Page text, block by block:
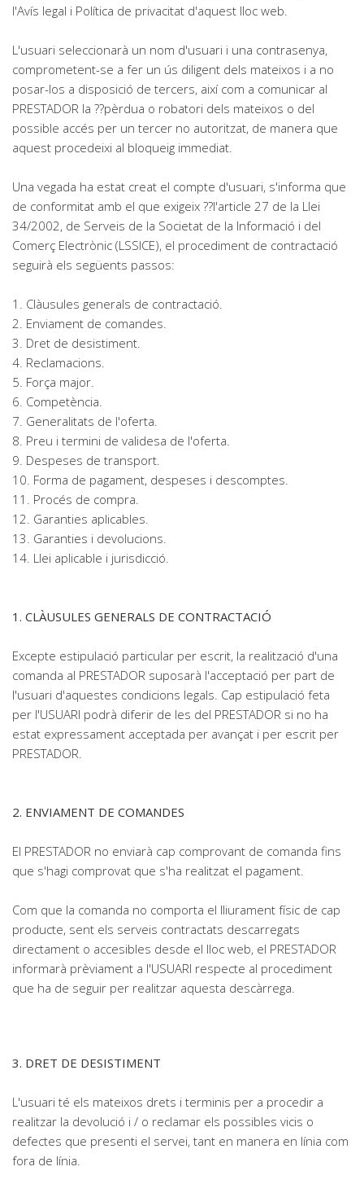
l'Avís legal i Política de privacitat d'aquest lloc web.
L'usuari seleccionarà un nom d'usuari i una contrasenya,
comprometent-se a fer un ús diligent dels mateixos i a no
posar-los a disposició de tercers, així com a comunicar al
PRESTADOR la ??pèrdua o robatori dels mateixos o del
possible accés per un tercer no autoritzat, de manera que
aquest procedeixi al bloqueig immediat.
Una vegada ha estat creat el compte d'usuari, s'informa que
de conformitat amb el que exigeix ??l'article 27 de la Llei
34/2002, de Serveis de la Societat de la Informació i del
Comerç Electrònic (LSSICE), el procediment de contractació
seguirà els següents passos:
1. Clàusules generals de contractació.
2. Enviament de comandes.
3. Dret de desistiment.
4. Reclamacions.
5. Força major.
6. Competència.
7. Generalitats de l'oferta.
8. Preu i termini de validesa de l'oferta.
9. Despeses de transport.
10. Forma de pagament, despeses i descomptes.
11. Procés de compra.
12. Garanties aplicables.
13. Garanties i devolucions.
14. Llei aplicable i jurisdicció.
1. CLÀUSULES GENERALS DE CONTRACTACIÓ
Excepte estipulació particular per escrit, la realització d'una
comanda al PRESTADOR suposarà l'acceptació per part de
l'usuari d'aquestes condicions legals. Cap estipulació feta
per l'USUARI podrà diferir de les del PRESTADOR si no ha
estat expressament acceptada per avançat i per escrit per
PRESTADOR.
2. ENVIAMENT DE COMANDES
El PRESTADOR no enviarà cap comprovant de comanda fins
que s'hagi comprovat que s'ha realitzat el pagament.
Com que la comanda no comporta el lliurament físic de cap
producte, sent els serveis contractats descarregats
directament o accesibles desde el lloc web, el PRESTADOR
informarà prèviament a l'USUARI respecte al procediment
que ha de seguir per realitzar aquesta descàrrega.
3. DRET DE DESISTIMENT
L'usuari té els mateixos drets i terminis per a procedir a
realitzar la devolució i / o reclamar els possibles vicis o
defectes que presenti el servei, tant en manera en línia com
fora de línia.